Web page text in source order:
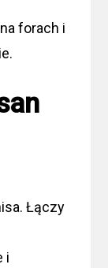
forach i
Łączy
i